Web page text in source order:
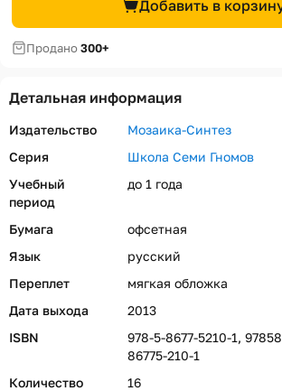
Добавить в
Продано300+
Детальная информация
Издательство
Мозаика-Синтез
Серия
Школа Семи Гномов
Учебный
период
до 1 года
Бумага
офсетная
Язык
русский
Переплет
мягкая обложка
Дата выхода
2013
ISBN
978-5-8677-5210-1,
86775-210-1
Количество
16